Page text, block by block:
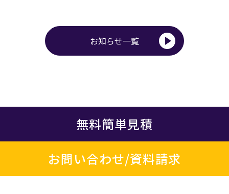
お知らせ一覧
無料簡単見積
お問い合わせ/資料請求